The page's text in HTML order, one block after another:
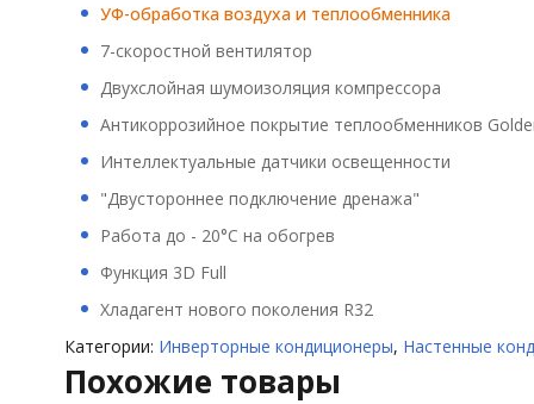
УФ-обработка воздуха и теплообменника
7-скоростной вентилятор
Двухслойная шумоизоляция компрессора
Антикоррозийное покрытие теплообменников
Интеллектуальные датчики освещенности
"Двустороннее подключение дренажа"
Работа до - 20°C на обогрев
Функция 3D Full
Хладагент нового поколения R32
Категории: Инверторные кондиционеры, Настенные
Похожие товары